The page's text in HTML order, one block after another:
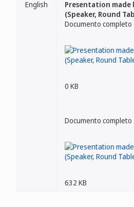
English
Presentation made
(Speaker, Round
Documento completo
0 KB
Documento completo
632 KB